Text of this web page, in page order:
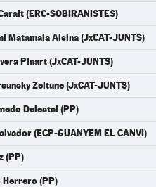
(ERC-SOBIRANISTES)
Matamala Alsina (JxCAT-JUNTS)
Pinart (JxCAT-JUNTS)
Zeitune (JxCAT-JUNTS)
Delestal (PP)
(ECP-GUANYEM EL CANVI)
(PP)
Herrero (PP)